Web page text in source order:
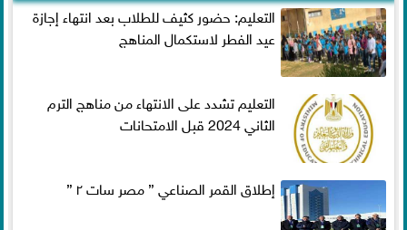
التعليم: حضور كثيف للطلاب بعد انتهاء إجازة
عيد الفطر لاستكمال المناهج
التعليم تشدد على الانتهاء من مناهج الترم
الثاني 2024 قبل الامتحانات
إطلاق القمر الصناعي ” مصر سات ٢ ”